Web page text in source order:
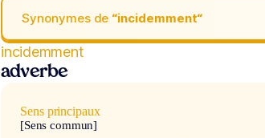
Synonymes de “incidemment“
incidemment
adverbe
Sens principaux
[Sens commun]